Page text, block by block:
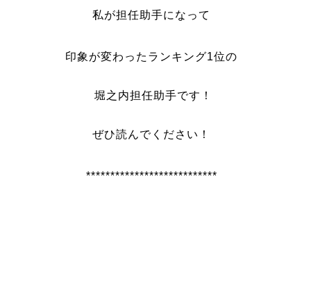
私が担任助手になって
印象が変わったランキング1位の
堀之内担任助手です！
ぜひ読んでください！
***************************